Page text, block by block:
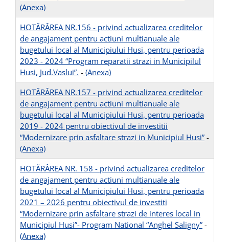
(Anexa)
HOTĂRÂREA NR.156 - privind actualizarea creditelor
de angajament pentru actiuni multianuale ale
bugetului local al Municipiului Husi, pentru perioada
2023 - 2024 “Program reparatii strazi in Municipilul
Husi, Jud.Vaslui”. - (Anexa)
HOTĂRÂREA NR.157 - privind actualizarea creditelor
de angajament pentru actiuni multianuale ale
bugetului local al Municipiului Husi, pentru perioada
2019 - 2024 pentru obiectivul de investitii
“Modernizare prin asfaltare strazi in Municipiul Husi” -
(Anexa)
HOTĂRÂREA NR. 158 - privind actualizarea creditelor
de angajament pentru actiuni multianuale ale
bugetului local al Municipiului Husi, pentru perioada
2021 – 2026 pentru obiectivul de investiti
“Modernizare prin asfaltare strazi de interes local in
Municipiul Husi”- Program National “Anghel Saligny” -
(Anexa)